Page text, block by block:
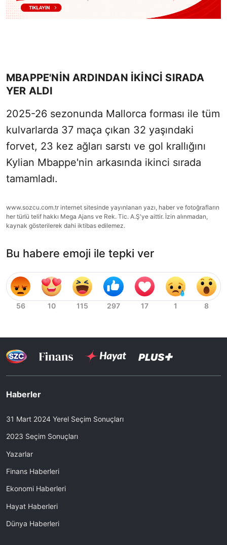
MBAPPE'NİN ARDINDAN İKİNCİ SIRADA
YER ALDI
2025-26 sezonunda Mallorca forması ile tüm
kulvarlarda 37 maça çıkan 32 yaşındaki
forvet, 23 kez ağları sarstı ve gol krallığını
Kylian Mbappe'nin arkasında ikinci sırada
tamamladı.
www.sozcu.com.tr internet sitesinde yayınlanan yazı, haber ve fotoğrafların
her türlü telif hakkı Mega Ajans ve Rek. Tic. A.Ş'ye aittir. İzin alınmadan,
kaynak gösterilerek dahi iktibas edilemez.
Bu habere emoji ile tepki ver
Haberler
31 Mart 2024 Yerel Seçim Sonuçları
2023 Seçim Sonuçları
Yazarlar
Finans Haberleri
Ekonomi Haberleri
Hayat Haberleri
Dünya Haberleri